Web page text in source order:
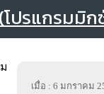
ปรแกรมมิ
เมื่อ : 6 มกราคม